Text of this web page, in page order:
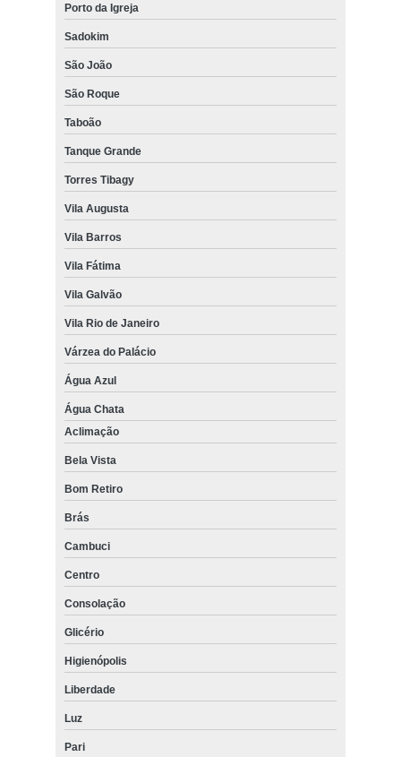
Porto da Igreja
Sadokim
São João
São Roque
Taboão
Tanque Grande
Torres Tibagy
Vila Augusta
Vila Barros
Vila Fátima
Vila Galvão
Vila Rio de Janeiro
Várzea do Palácio
Água Azul
Água Chata
Aclimação
Bela Vista
Bom Retiro
Brás
Cambuci
Centro
Consolação
Glicério
Higienópolis
Liberdade
Luz
Pari